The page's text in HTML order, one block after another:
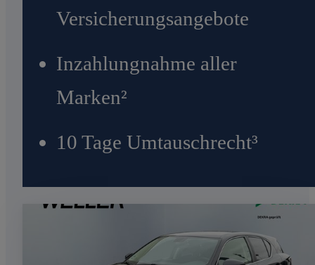
Versicherungsangebote
Inzahlungnahme aller
Marken²
10 Tage Umtauschrecht³